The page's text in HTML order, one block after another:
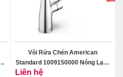
Vòi Rửa Chén American
Standard 1009150000 Nóng Lạnh
Rút Dây Cynet
Liên hệ